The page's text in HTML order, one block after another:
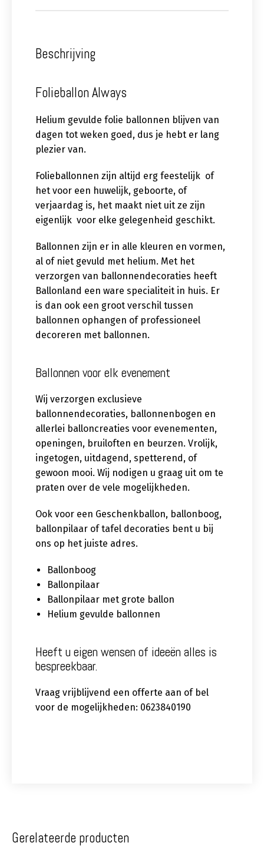
Beschrijving
Folieballon Always
Helium gevulde folie ballonnen blijven van
dagen tot weken goed, dus je hebt er lang
plezier van.
Folieballonnen zijn altijd erg feestelijk of
het voor een huwelijk, geboorte, of
verjaardag is, het maakt niet uit ze zijn
eigenlijk voor elke gelegenheid geschikt.
Ballonnen zijn er in alle kleuren en vormen,
al of niet gevuld met helium. Met het
verzorgen van ballonnendecoraties heeft
Ballonland een ware specialiteit in huis. Er
is dan ook een groot verschil tussen
ballonnen ophangen of professioneel
decoreren met ballonnen.
Ballonnen voor elk evenement
Wij verzorgen exclusieve
ballonnendecoraties, ballonnenbogen en
allerlei balloncreaties voor evenementen,
openingen, bruiloften en beurzen. Vrolijk,
ingetogen, uitdagend, spetterend, of
gewoon mooi. Wij nodigen u graag uit om te
praten over de vele mogelijkheden.
Ook voor een Geschenkballon, ballonboog,
ballonpilaar of tafel decoraties bent u bij
ons op het juiste adres.
Ballonboog
Ballonpilaar
Ballonpilaar met grote ballon
Helium gevulde ballonnen
Heeft u eigen wensen of ideeën alles is
bespreekbaar.
Vraag vrijblijvend een offerte aan of bel
voor de mogelijkheden: 0623840190
Gerelateerde producten